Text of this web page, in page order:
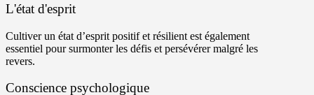
L'état d'esprit
Cultiver un état d’esprit positif et résilient est également
essentiel pour surmonter les défis et persévérer malgré les
revers.
Conscience psychologique